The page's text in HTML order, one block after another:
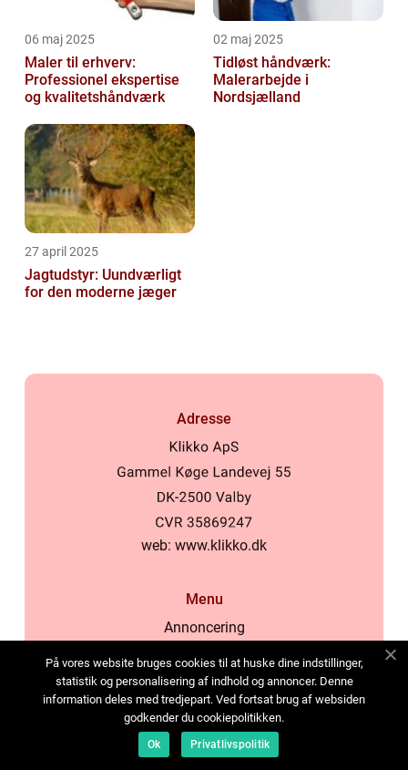
06 maj 2025
Maler til erhverv:
Professionel ekspertise
og kvalitetshåndværk
02 maj 2025
Tidløst håndværk:
Malerarbejde i
Nordsjælland
27 april 2025
Jagtudstyr: Uundværligt
for den moderne jæger
Adresse
web: www.klikko.dk
Menu
Annoncering
Cookies
Kontakt os
Sitemap
På vores website bruges cookies til at huske dine indstillinger,
statistik og personalisering af indhold og annoncer. Denne
information deles med tredjepart. Ved fortsat brug af websiden
godkender du cookiepolitikken.
Ok Privatlivspolitik